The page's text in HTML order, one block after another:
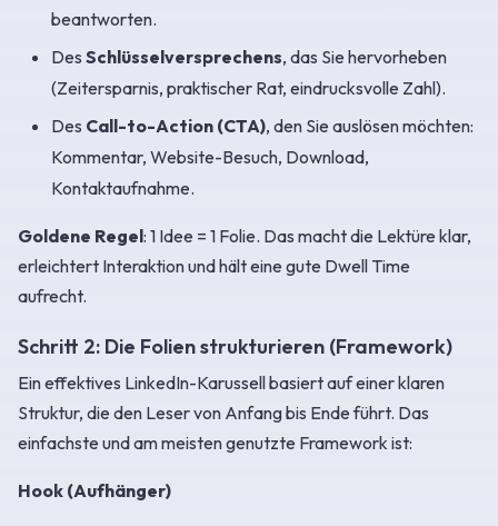
beantworten.
Des Schlüsselversprechens, das Sie hervorheben
(Zeitersparnis, praktischer Rat, eindrucksvolle Zahl).
Des Call-to-Action (CTA), den Sie auslösen möchten:
Kommentar, Website-Besuch, Download,
Kontaktaufnahme.
Goldene Regel: 1 Idee = 1 Folie. Das macht die Lektüre klar,
erleichtert Interaktion und hält eine gute Dwell Time
aufrecht.
Schritt 2: Die Folien strukturieren (Framework)
Ein effektives LinkedIn-Karussell basiert auf einer klaren
Struktur, die den Leser von Anfang bis Ende führt. Das
einfachste und am meisten genutzte Framework ist:
Hook (Aufhänger)